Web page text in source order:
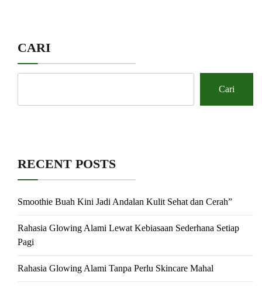
CARI
Cari
RECENT POSTS
Smoothie Buah Kini Jadi Andalan Kulit Sehat dan Cerah”
Rahasia Glowing Alami Lewat Kebiasaan Sederhana Setiap
Pagi
Rahasia Glowing Alami Tanpa Perlu Skincare Mahal